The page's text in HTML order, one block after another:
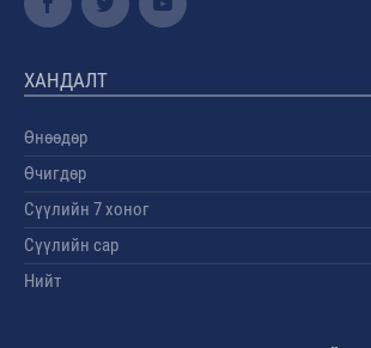
ХАНДАЛТ
Өнөөдөр
Өчигдөр
Сүүлийн 7 хоног
Сүүлийн сар
Нийт